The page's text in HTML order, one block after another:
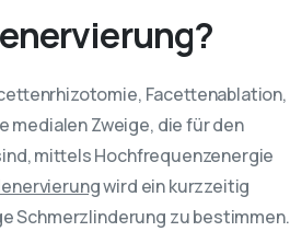
Facettenablation,
Zweige, die für den
mittels Hochfrequenzenergie
wird ein kurzzeitig
Schmerzlinderung zu bestimmen.